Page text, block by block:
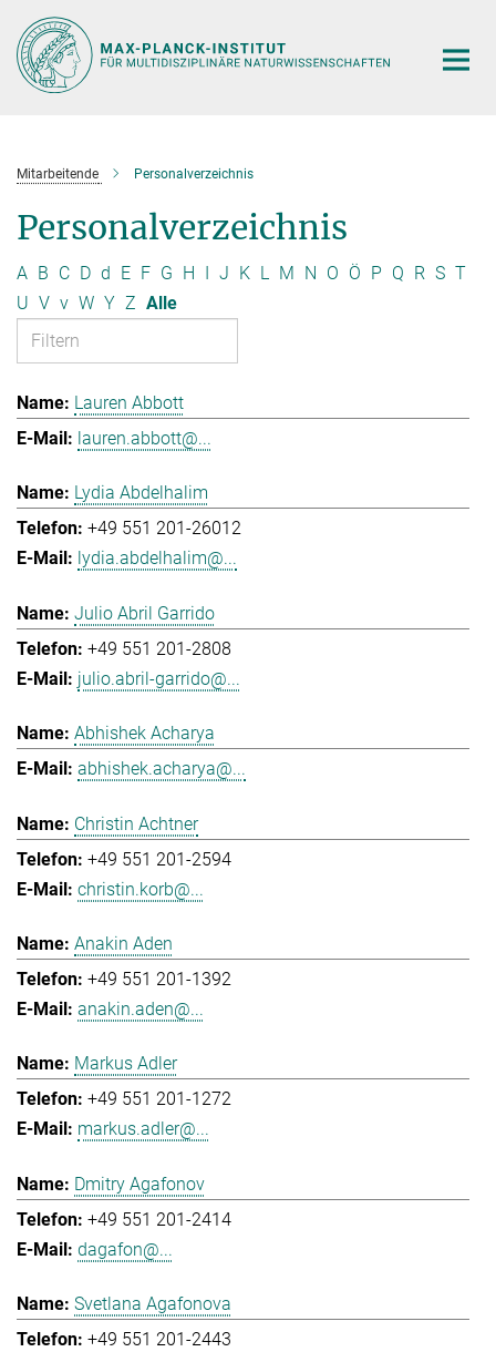
Hauptinhalt
Mitarbeitende Personalverzeichnis
Personalverzeichnis
A B C D d E F G H I J K L M N O Ö P Q R S T
U V v W Y Z Alle
Lauren Abbott
lauren.abbott@...
Lydia Abdelhalim
+49 551 201-26012
lydia.abdelhalim@...
Julio Abril Garrido
+49 551 201-2808
julio.abril-garrido@...
Abhishek Acharya
abhishek.acharya@...
Christin Achtner
+49 551 201-2594
christin.korb@...
Anakin Aden
+49 551 201-1392
anakin.aden@...
Markus Adler
+49 551 201-1272
markus.adler@...
Dmitry Agafonov
+49 551 201-2414
dagafon@...
Svetlana Agafonova
+49 551 201-2443